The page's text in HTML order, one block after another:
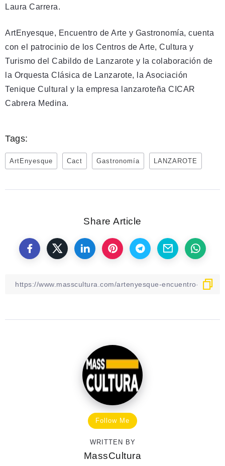
Laura Carrera.
ArtEnyesque, Encuentro de Arte y Gastronomía, cuenta
con el patrocinio de los Centros de Arte, Cultura y
Turismo del Cabildo de Lanzarote y la colaboración de
la Orquesta Clásica de Lanzarote, la Asociación
Tenique Cultural y la empresa lanzaroteña CICAR
Cabrera Medina.
Tags:
ArtEnyesque Cact Gastronomía LANZAROTE
Share Article
Follow Me
WRITTEN BY
MassCultura